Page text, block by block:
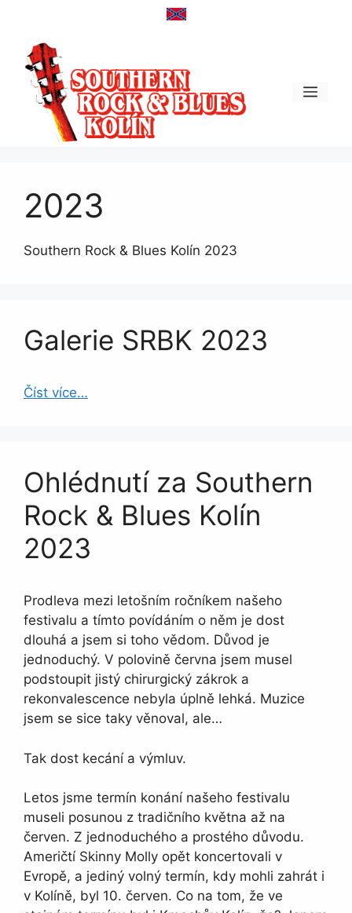
obsah
2023
Southern Rock & Blues Kolín 2023
Galerie SRBK 2023
Číst více…
Ohlédnutí za Southern
Rock & Blues Kolín
2023
Prodleva mezi letošním ročníkem našeho
festivalu a tímto povídáním o něm je dost
dlouhá a jsem si toho vědom. Důvod je
jednoduchý. V polovině června jsem musel
podstoupit jistý chirurgický zákrok a
rekonvalescence nebyla úplně lehká. Muzice
jsem se sice taky věnoval, ale…
Tak dost kecání a výmluv.
Letos jsme termín konání našeho festivalu
museli posunou z tradičního května až na
červen. Z jednoduchého a prostého důvodu.
Američtí Skinny Molly opět koncertovali v
Evropě, a jediný volný termín, kdy mohli zahrát i
v Kolíně, byl 10. červen. Co na tom, že ve